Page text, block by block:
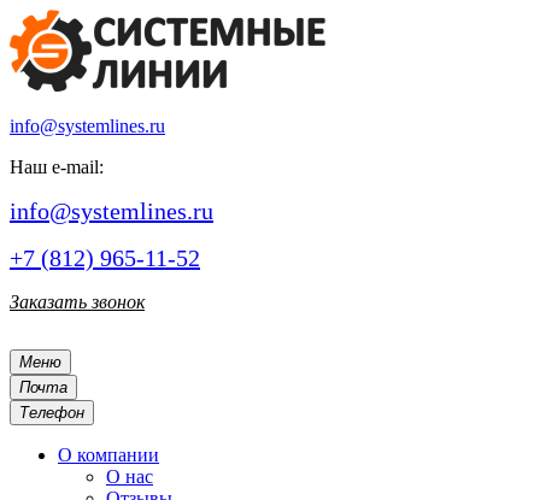
info@systemlines.ru
Наш e-mail:
info@systemlines.ru
+7 (812) 965-11-52
Заказать звонок
Меню
Почта
Телефон
О компании
О нас